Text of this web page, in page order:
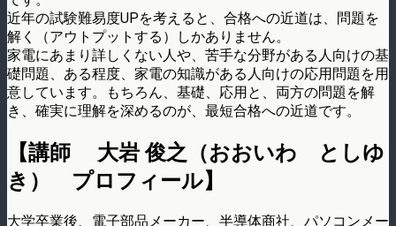
近年の試験難易度UPを考えると、合格への近道は、問題を
解く（アウトプットする）しかありません。
家電にあまり詳しくない人や、苦手な分野がある人向けの基
礎問題、ある程度、家電の知識がある人向けの応用問題を用
意しています。もちろん、基礎、応用と、両方の問題を解
き、確実に理解を深めるのが、最短合格への近道です。
【講師 大岩 俊之（おおいわ としゆ
き） プロフィール】
大学卒業後、電子部品メーカー、半導体商社、パソコンメー